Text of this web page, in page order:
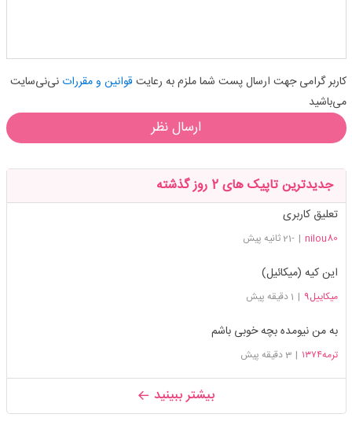
کاربر گرامی جهت ارسال پست شما ملزم به رعایت قوانین و مقرراتنی‌نی‌سایت
می‌باشید
ارسال نظر
جدیدترین تاپیک های 2 روز گذشته
تعلیق کاربری
nilou80
| -21 ثانیه پیش
این کیه (میکائیل)
میکاییل9 | 1 دقیقه پیش
به من نیومده بچه خوبی باشم
ترمه۱۳۷۴ | 3 دقیقه پیش
بیشتر ببینید